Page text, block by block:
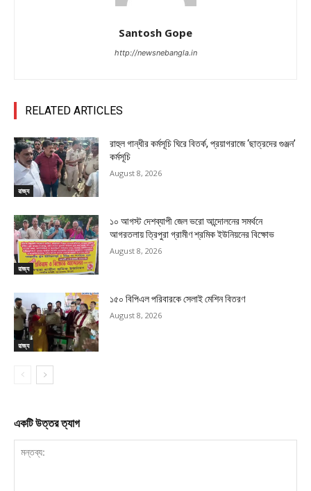
Santosh Gope
http://newsnebangla.in
RELATED ARTICLES
রাজ্য
রাহুল গান্ধীর কর্মসূচি ঘিরে বিতর্ক, প্রয়াগরাজে ‘ছাত্রদের গুঞ্জন’
কর্মসূচি
August 8, 2026
রাজ্য
১০ আগস্ট দেশব্যাপী জেল ভরো আন্দোলনের সমর্থনে
আগরতলায় ত্রিপুরা গ্রামীণ শ্রমিক ইউনিয়নের বিক্ষোভ
August 8, 2026
রাজ্য
১৫০ বিপিএল পরিবারকে সেলাই মেশিন বিতরণ
August 8, 2026
একটি উত্তর ত্যাগ